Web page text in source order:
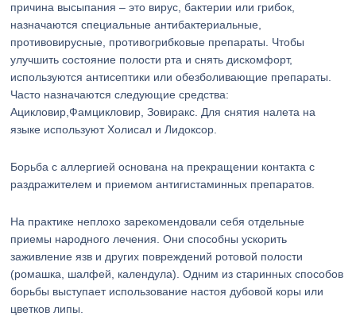
причина высыпания – это вирус, бактерии или грибок,
назначаются специальные антибактериальные,
противовирусные, противогрибковые препараты. Чтобы
улучшить состояние полости рта и снять дискомфорт,
используются антисептики или обезболивающие препараты.
Часто назначаются следующие средства:
Ацикловир,Фамцикловир, Зовиракс. Для снятия налета на
языке используют Холисал и Лидоксор.
Борьба с аллергией основана на прекращении контакта с
раздражителем и приемом антигистаминных препаратов.
На практике неплохо зарекомендовали себя отдельные
приемы народного лечения. Они способны ускорить
заживление язв и других повреждений ротовой полости
(ромашка, шалфей, календула). Одним из старинных способов
борьбы выступает использование настоя дубовой коры или
цветков липы.